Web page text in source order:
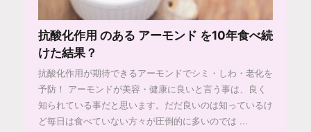
抗酸化作用 のある アーモンド を10年食べ続
けた結果？
抗酸化作用が期待できるアーモンドでシミ・しわ・老化を
予防！ アーモンドが美容・健康に良いと言う事は、良く
知られている事だと思います。だだ良いのは知っているけ
ど毎日は食べていない方々が圧倒的に多いのでは ...